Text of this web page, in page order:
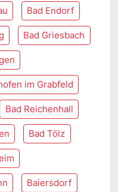
Bad Endorf
Bad Griesbach
im Grabfeld
Bad Reichenhall
Bad Tölz
Baiersdorf